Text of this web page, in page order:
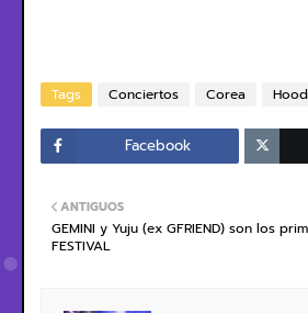
Tags Conciertos Corea
Facebook
ANTIGUOS
GEMINI y Yuju (ex GFRIEND) son los
FESTIVAL